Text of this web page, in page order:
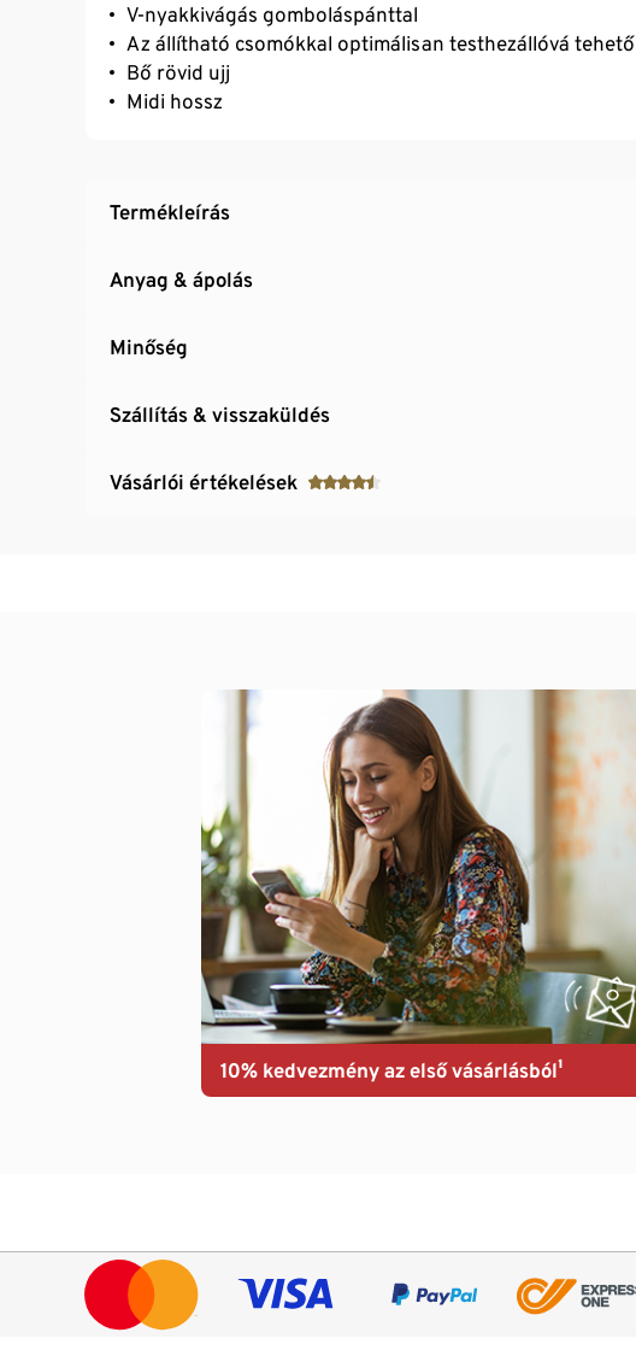
V-nyakkivágás gomboláspánttal
Az állítható csomókkal optimálisan testhezállóvá tehető
Bő rövid ujj
Midi hossz
Termékleírás
Anyag & ápolás
Minőség
Szállítás & visszaküldés
Vásárlói értékelések
10% kedvezmény az első vásárlásból¹